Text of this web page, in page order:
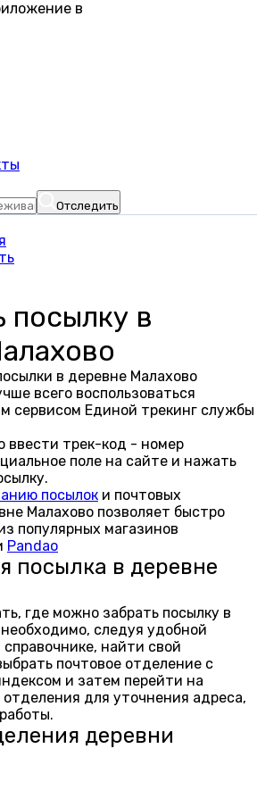
в
Отследить
посылку в
в деревне Малахово
всего воспользоваться
сервисом Единой трекинг службы
ввести трек-код - номер
поле на сайте и нажать
посылок и почтовых
Малахово позволяет быстро
популярных магазинов
Pandao
посылка в деревне
где можно забрать посылку в
следуя удобной
найти свой
почтовое отделение с
и затем перейти на
отделения для уточнения адреса,
деревни